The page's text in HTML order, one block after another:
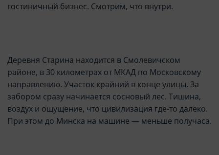
гостиничный бизнес. Смотрим, что внутри.
Деревня Старина находится в Смолевичском
районе, в 30 километрах от МКАД по Московскому
направлению. Участок крайний в конце улицы. За
забором сразу начинается сосновый лес. Тишина,
воздух и ощущение, что цивилизация где-то далеко.
При этом до Минска на машине — меньше получаса.